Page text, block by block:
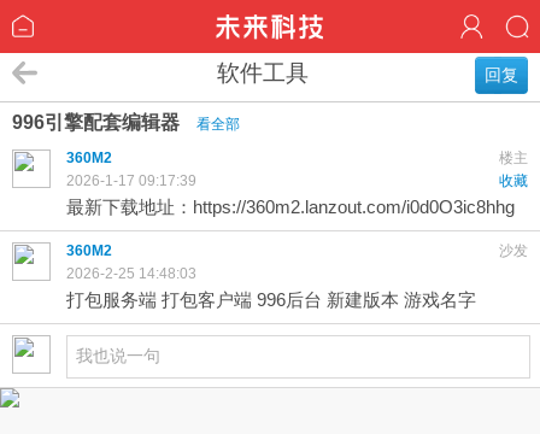
回复
软件工具
996引擎配套编辑器
看全部
楼主
360M2
收藏
2026-1-17 09:17:39
最新下载地址： https://360m2.lanzout.com/i0d0O3ic8hhg
沙发
360M2
2026-2-25 14:48:03
打包服务端 打包客户端 996后台 新建版本 游戏名字